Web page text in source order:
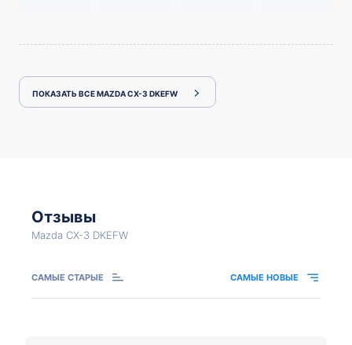
ПОКАЗАТЬ ВСЕ MAZDA CX-3 DKEFW
Отзывы
Mazda CX-3 DKEFW
САМЫЕ СТАРЫЕ САМЫЕ НОВЫЕ